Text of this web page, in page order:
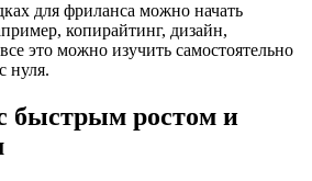
для фриланса можно начать
копирайтинг, дизайн,
это можно изучить самостоятельно
нуля.
быстрым ростом и